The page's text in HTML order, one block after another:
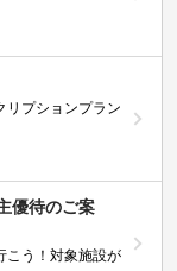
リプションプラン
優待のご案
こう！対象施設が